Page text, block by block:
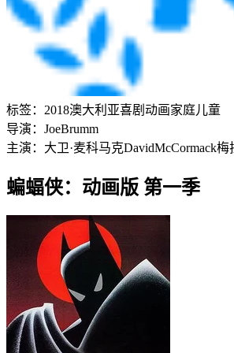
标签： 2018澳大利亚喜剧 动画家庭儿童
导演： JoeBrumm
主演： 大卫·麦科马克DavidMcCormack梅
蝙蝠侠：动画版 第一季